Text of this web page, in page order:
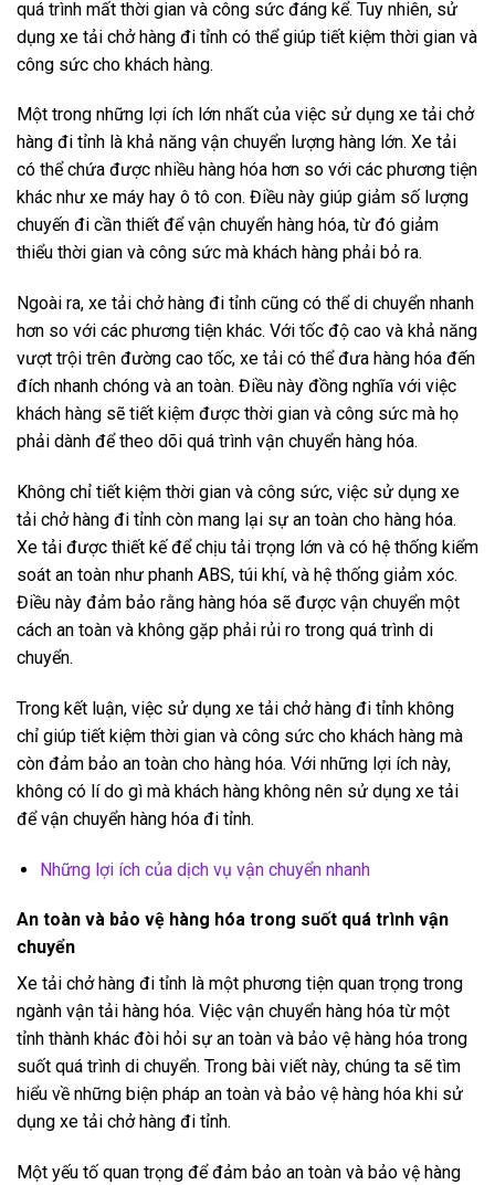
quá trình mất thời gian và công sức đáng kể. Tuy nhiên, sử
dụng xe tải chở hàng đi tỉnh có thể giúp tiết kiệm thời gian và
công sức cho khách hàng.
Một trong những lợi ích lớn nhất của việc sử dụng xe tải chở
hàng đi tỉnh là khả năng vận chuyển lượng hàng lớn. Xe tải
có thể chứa được nhiều hàng hóa hơn so với các phương tiện
khác như xe máy hay ô tô con. Điều này giúp giảm số lượng
chuyến đi cần thiết để vận chuyển hàng hóa, từ đó giảm
thiểu thời gian và công sức mà khách hàng phải bỏ ra.
Ngoài ra, xe tải chở hàng đi tỉnh cũng có thể di chuyển nhanh
hơn so với các phương tiện khác. Với tốc độ cao và khả năng
vượt trội trên đường cao tốc, xe tải có thể đưa hàng hóa đến
đích nhanh chóng và an toàn. Điều này đồng nghĩa với việc
khách hàng sẽ tiết kiệm được thời gian và công sức mà họ
phải dành để theo dõi quá trình vận chuyển hàng hóa.
Không chỉ tiết kiệm thời gian và công sức, việc sử dụng xe
tải chở hàng đi tỉnh còn mang lại sự an toàn cho hàng hóa.
Xe tải được thiết kế để chịu tải trọng lớn và có hệ thống kiểm
soát an toàn như phanh ABS, túi khí, và hệ thống giảm xóc.
Điều này đảm bảo rằng hàng hóa sẽ được vận chuyển một
cách an toàn và không gặp phải rủi ro trong quá trình di
chuyển.
Trong kết luận, việc sử dụng xe tải chở hàng đi tỉnh không
chỉ giúp tiết kiệm thời gian và công sức cho khách hàng mà
còn đảm bảo an toàn cho hàng hóa. Với những lợi ích này,
không có lí do gì mà khách hàng không nên sử dụng xe tải
để vận chuyển hàng hóa đi tỉnh.
Những lợi ích của dịch vụ vận chuyển nhanh
An toàn và bảo vệ hàng hóa trong suốt quá trình vận
chuyển
Xe tải chở hàng đi tỉnh là một phương tiện quan trọng trong
ngành vận tải hàng hóa. Việc vận chuyển hàng hóa từ một
tỉnh thành khác đòi hỏi sự an toàn và bảo vệ hàng hóa trong
suốt quá trình di chuyển. Trong bài viết này, chúng ta sẽ tìm
hiểu về những biện pháp an toàn và bảo vệ hàng hóa khi sử
dụng xe tải chở hàng đi tỉnh.
Một yếu tố quan trọng để đảm bảo an toàn và bảo vệ hàng